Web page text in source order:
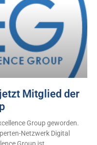
Mitglied der
Group geworden.
Netzwerk Digital